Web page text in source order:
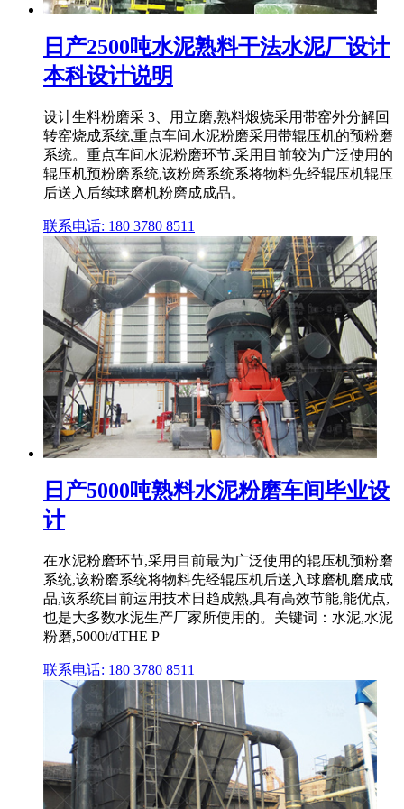
日产2500吨水泥熟料干法水泥厂设计
本科设计说明
设计生料粉磨采 3、用立磨,熟料煅烧采用带窑外分解回
转窑烧成系统,重点车间水泥粉磨采用带辊压机的预粉磨
系统。重点车间水泥粉磨环节,采用目前较为广泛使用的
辊压机预粉磨系统,该粉磨系统系将物料先经辊压机辊压
后送入后续球磨机粉磨成成品。
联系电话: 180 3780 8511
日产5000吨熟料水泥粉磨车间毕业设
计
在水泥粉磨环节,采用目前最为广泛使用的辊压机预粉磨
系统,该粉磨系统将物料先经辊压机后送入球磨机磨成成
品,该系统目前运用技术日趋成熟,具有高效节能,能优点,
也是大多数水泥生产厂家所使用的。关键词：水泥,水泥
粉磨,5000t/dTHE P
联系电话: 180 3780 8511